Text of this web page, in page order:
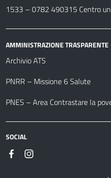
1533 – 0782 490315 Centro
AMMINISTRAZIONE TRASPARENTE
Archivio ATS
PNRR – Missione 6 Salute
PNES – Area Contrastare la
SOCIAL